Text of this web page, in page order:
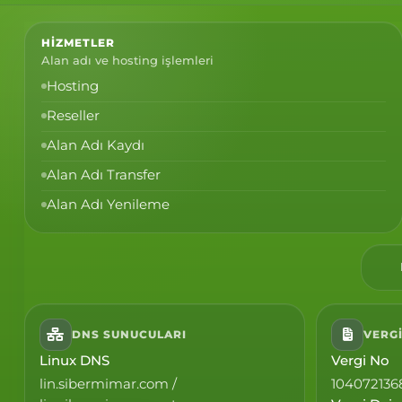
HIZMETLER
Alan adı ve hosting işlemleri
Hosting
Reseller
Alan Adı Kaydı
Alan Adı Transfer
Alan Adı Yenileme
DNS SUNUCULARI
Linux DNS
lin.sibermimar.com /
Vergi No